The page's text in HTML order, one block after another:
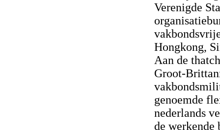
Verenigde
Hongkong,
Aan de
Groot-
genoemde
nederlands
de